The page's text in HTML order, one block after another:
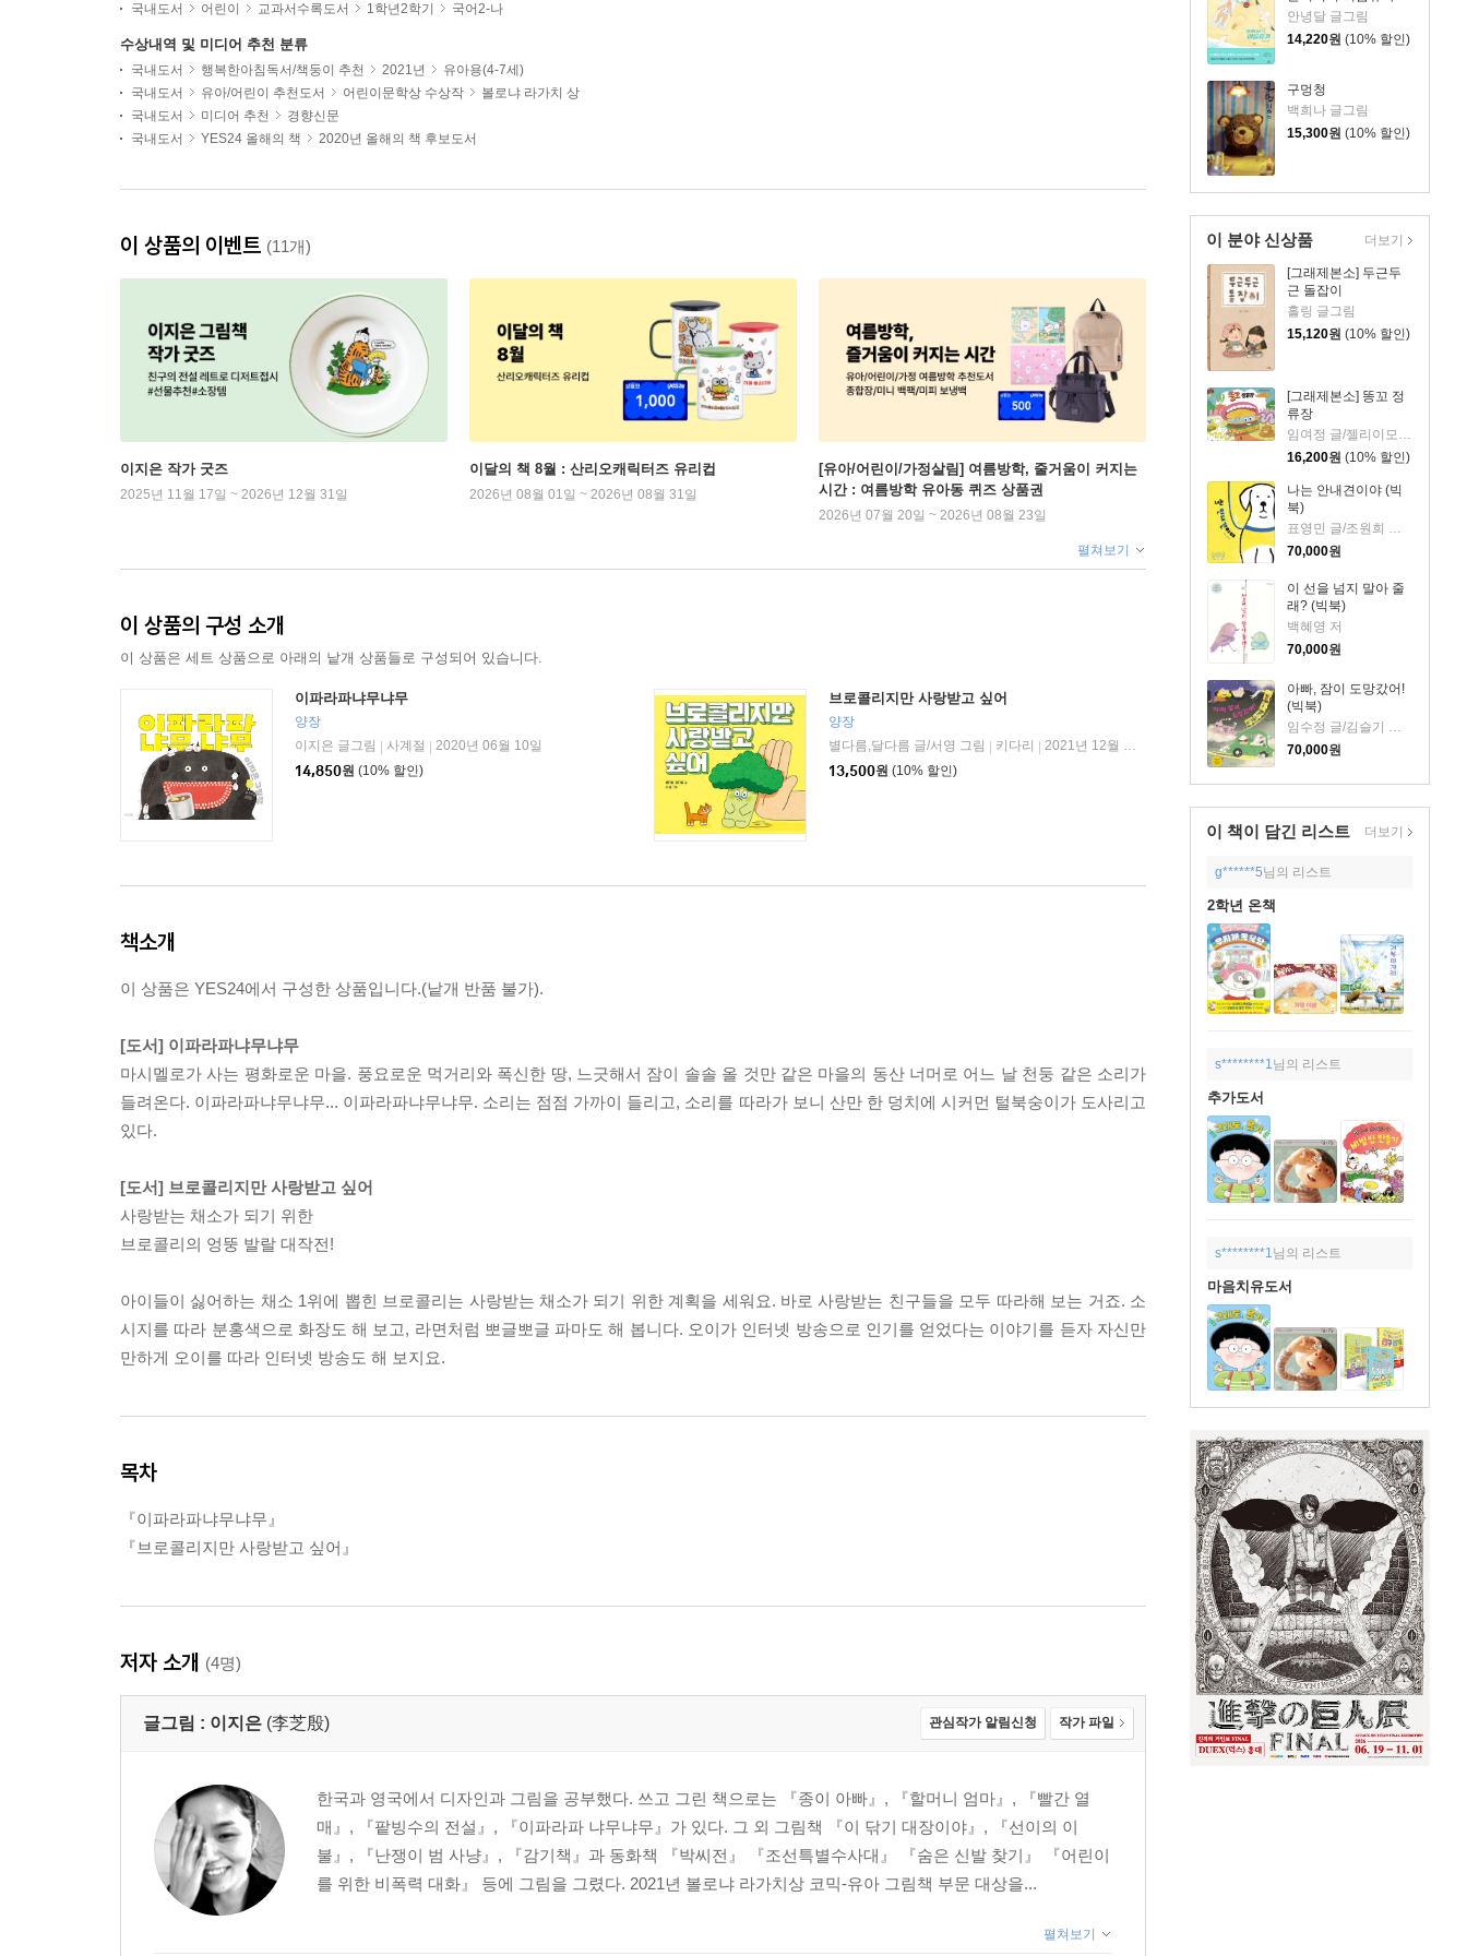
안녕달 글그림
14,220원 (10% 할인)
구멍청
백희나 글그림
15,300원 (10% 할인)
이 분야 신상품
[그래제본소] 두근두
근 돌잡이
홀링 글그림
15,120원 (10% 할인)
[그래제본소] 똥꼬 정
류장
16,200원 (10% 할인)
나는 안내견이야 (빅
북)
70,000원
이 선을 넘지 말아 줄
래? (빅북)
백혜영 저
70,000원
아빠, 잠이 도망갔어!
(빅북)
임수정 글/김슬기 그림
70,000원
더보기
이 책이 담긴 리스트 더보기
g******5님의 리스트
2학년 온책
s********1님의 리스트
추가도서
s********1 님의 리스트
마음치유도서
국내도서
어린이 교과서수록도서 1학년2학기 국어2-나
수상내역 및 미디어 추천 분류
국내도서 행복한아침독서/책둥이 추천 2021년
유아용(4-7세)
국내도서
유아/어린이 추천도서 어린이문학상 수상작
볼로냐 라가치 상
국내도서
미디어 추천
경향신문
국내도서
YES24 올해의 책 2020년 올해의 책 후보도서
이 상품의 이벤트 (11개)
이지은 작가 굿즈
2025년 11월 17일 ~ 2026년 12월 31일
이달의 책 8월 : 산리오캐릭터즈 유리컵
2026년 08월 01일 ~ 2026년 08월 31일
[유아/어린이/가정살림] 여름방학, 줄거움이 커지는
시간 : 여름방학 유아동 퀴즈 상품권
2026년 07월 20일 ~ 2026년 08월 23일
펼쳐보기
이 상품의 구성 소개
이 상품은 세트 상품으로 아래의 낱개 상품들로 구성되어 있습니다.
이파라파냐무냐무
양장
이지은 글그림
사계절
2020년 06월 10일
14,850원 (10% 할인)
브로콜리지만 사랑받고 싶어
양장
별다름,달다름 글/서영 그림
키다리
2021년 12월 13일
13,500원 (10% 할인)
책소개
이 상품은 YES24에서 구성한 상품입니다.(낱개 반품 불가).
[도서] 이파라파냐무냐무
마시멜로가 사는 평화로운 마을. 풍요로운 먹거리와 폭신한 땅, 느긋해서 잠이 솔솔 올 것만 같은 마을의 동산 너머로 어느 날 천둥 같은 소리가
들려온다. 이파라파냐무냐무... 이파라파냐무냐무. 소리는 점점 가까이 들리고, 소리를 따라가 보니 산만 한 덩치에 시커먼 털북숭이가 도사리고
있다.
[도서] 브로콜리지만 사랑받고 싶어
사랑받는 채소가 되기 위한
브로콜리의 엉뚱 발랄 대작전!
아이들이 싫어하는 채소 1위에 뽑힌 브로콜리는 사랑받는 채소가 되기 위한 계획을 세워요. 바로 사랑받는 친구들을 모두 따라해 보는 거죠. 소
시지를 따라 분홍색으로 화장도 해 보고, 라면처럼 뽀글뽀글 파마도 해 봅니다. 오이가 인터넷 방송으로 인기를 얻었다는 이야기를 듣자 자신만
만하게 오이를 따라 인터넷 방송도 해 보지요.
목차
『이파라파냐무냐무』
『브로콜리지만 사랑받고 싶어』
저자 소개 (4명)
글그림 : 이지은 (李芝殷) 관심작가 알림신청 작가 파일
한국과 영국에서 디자인과 그림을 공부했다. 쓰고 그린 책으로는 『종이 아빠』, 『할머니 엄마』, 『빨간 열
매』, 『팥빙수의 전설』, 『이파라파 냐무냐무』가 있다. 그 외 그림책 『이 닦기 대장이야』, 『선이의 이
불』, 『난쟁이 범 사냥』, 『감기책』과 동화책 『박씨전』 『조선특별수사대』 『숨은 신발 찾기』 『어린이
를 위한 비폭력 대화』 등에 그림을 그렸다. 2021년 볼로냐 라가치상 코믹-유아 그림책 부문 대상을...
펼쳐보기